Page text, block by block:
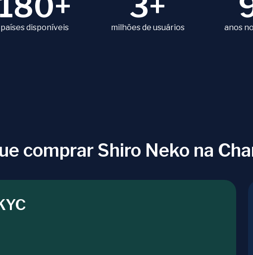
países disponíveis milhões de usuários anos
comprar Shiro Neko na